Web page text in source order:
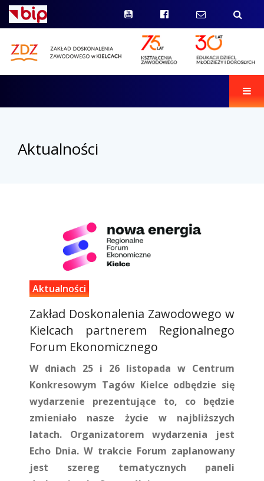
Aktualności
Aktualności
Zakład Doskonalenia Zawodowego w
Kielcach partnerem Regionalnego
Forum Ekonomicznego
W dniach 25 i 26 listopada w Centrum
Konkresowym Tagów Kielce odbędzie się
wydarzenie prezentujące to, co będzie
zmieniało nasze życie w najbliższych
latach. Organizatorem wydarzenia jest
Echo Dnia. W trakcie Forum zaplanowany
jest szereg tematycznych paneli